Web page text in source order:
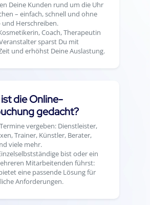
Deine Kunden rund um die Uhr
– einfach, schnell und ohne
und Herschreiben.
Coach, Therapeutin
sparst Du mit
und erhöhst Deine Auslastung.
die Online-
gedacht?
vergeben: Dienstleister,
Trainer, Künstler, Berater,
viele mehr.
bist oder ein
Mitarbeitenden führst:
eine passende Lösung für
Anforderungen.